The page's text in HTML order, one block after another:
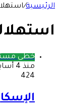
الرئيسية/
خطى
منذ 4 أسابيع
424